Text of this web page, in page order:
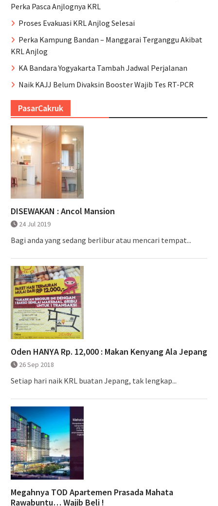
Perka Pasca Anjlognya KRL
Proses Evakuasi KRL Anjlog Selesai
Perka Kampung Bandan – Manggarai Terganggu Akibat
KRL Anjlog
KA Bandara Yogyakarta Tambah Jadwal Perjalanan
Naik KAJJ Belum Divaksin Booster Wajib Tes RT-PCR
PasarCakruk
DISEWAKAN : Ancol Mansion
24 Jul 2019
Bagi anda yang sedang berlibur atau mencari tempat...
Oden HANYA Rp. 12,000 : Makan Kenyang Ala Jepang
26 Sep 2018
Setiap hari naik KRL buatan Jepang, tak lengkap...
Megahnya TOD Apartemen Prasada Mahata
Rawabuntu… Wajib Beli !